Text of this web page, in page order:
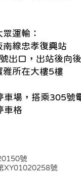
眾運輸：
南線忠孝復興站
出口，出站後向
雅所在大樓5樓
車場，搭乘305號
車格
號
XY01020258號